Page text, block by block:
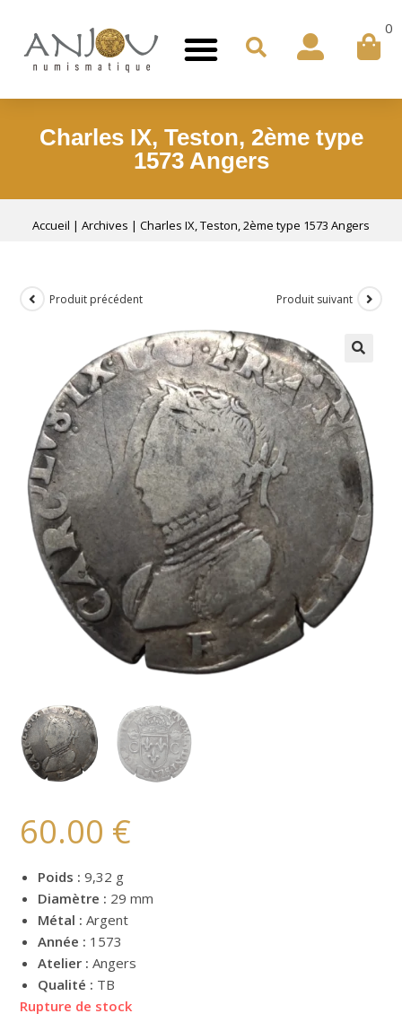
0
Charles IX, Teston, 2ème type
1573 Angers
Accueil | Archives | Charles IX, Teston, 2ème type 1573 Angers
Produit précédent Produit suivant
60.00 €
Poids : 9,32 g
Diamètre : 29 mm
Métal : Argent
Année : 1573
Atelier : Angers
Qualité : TB
Rupture de stock